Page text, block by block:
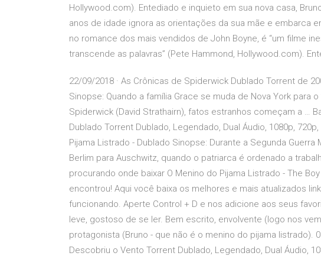
Hollywood.com). Entediado e inquieto em sua nova casa,
anos de idade ignora as orientações da sua mãe e embarca
no romance dos mais vendidos de John Boyne, é “um filme
transcende as palavras” (Pete Hammond, Hollywood.com).
22/09/2018 · As Crônicas de Spiderwick Dublado Torrent de
Sinopse: Quando a família Grace se muda de Nova York para
Spiderwick (David Strathairn), fatos estranhos começam a …
Dublado Torrent Dublado, Legendado, Dual Áudio, 1080p,
Pijama Listrado - Dublado Sinopse: Durante a Segunda Guerra
Berlim para Auschwitz, quando o patriarca é ordenado a
procurando onde baixar O Menino do Pijama Listrado - The
encontrou! Aqui você baixa os melhores e mais atualizados
funcionando. Aperte Control + D e nos adicione aos seus
leve, gostoso de se ler. Bem escrito, envolvente (logo nos
protagonista (Bruno - que não é o menino do pijama listrado).
Descobriu o Vento Torrent Dublado, Legendado, Dual Áudio,